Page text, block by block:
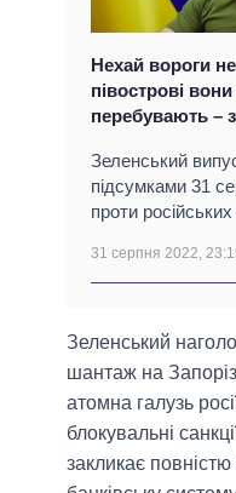
Нехай вороги
півострові
перебувають –
Зеленський
підсумками 31
проти російських
31 серпня 2022,
Зеленський
шантаж на
атомна галузь
блокувальні
закликає повністю